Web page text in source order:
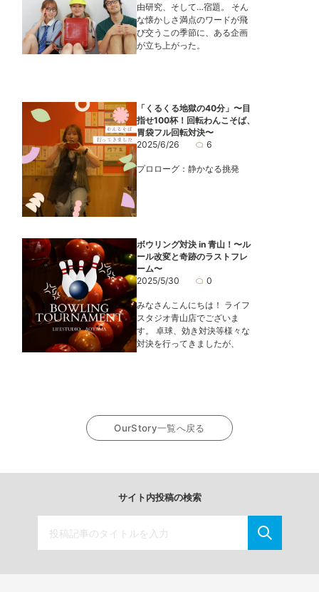
由研究、そして…宿題。 そん
な懐かしさ満点のワードが飛
び交うこの季節に、ある企画
が立ち上がった。
「くるくる地獄の40分」〜目
指せ100杯！回転わんこそば、
胃袋フル回転対決〜
2025/6/26
6
プロローグ：静かなる挑発
ボウリング対決 in 青山！〜ル
ール改変と奇跡のラストフレ
ーム〜
2025/5/30
0
みなさんこんにちは！ ライフ
スタジオ青山店でございま
す。 卓球、効き対決等様々な
対決を行ってきましたが、
OurStory一覧へ戻る
サイト内投稿の検索